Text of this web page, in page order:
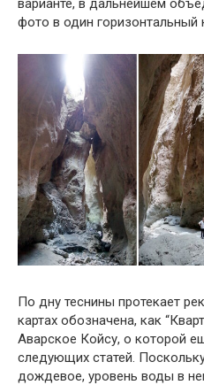
фото в один горизонтальный
По дну теснины протекает
картах обозначена, как
Аварское Койсу, о которой
следующих статей.
дождевое, уровень воды в